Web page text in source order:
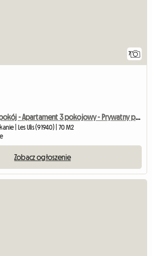
7
Prywatny pokój - Apartament 3 pokojowy - Prywatny parking
| Les Ulis (91940) | 70 M2
Zobacz ogłoszenie